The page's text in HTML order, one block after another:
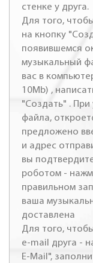
стенке у друга.
Для того,
на кнопку
появившемся
музыкальный
вас в
10Mb) ,
"Создать" . При
файла,
предложено
и адрес
вы
роботом -
правильном
ваша
доставлена
Для того,
e-mail друга -
E-Mail",